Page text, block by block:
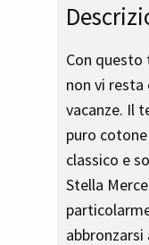
Con questo
non vi resta
vacanze. Il
puro
classico e
Stella
abbronzarsi